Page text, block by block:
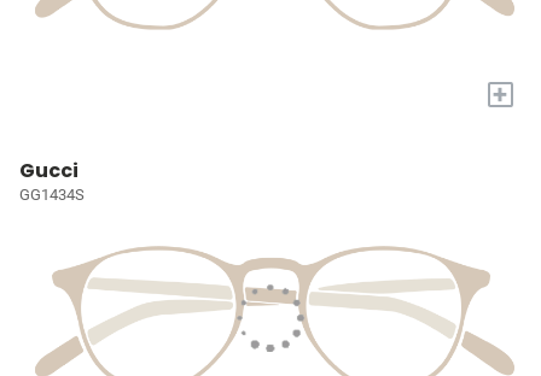
+
Gucci
GG1434S